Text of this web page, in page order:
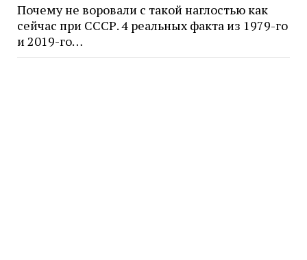
Почему не воровали с такой наглостью как
сейчас при СССР. 4 реальных факта из 1979-го
и 2019-го…